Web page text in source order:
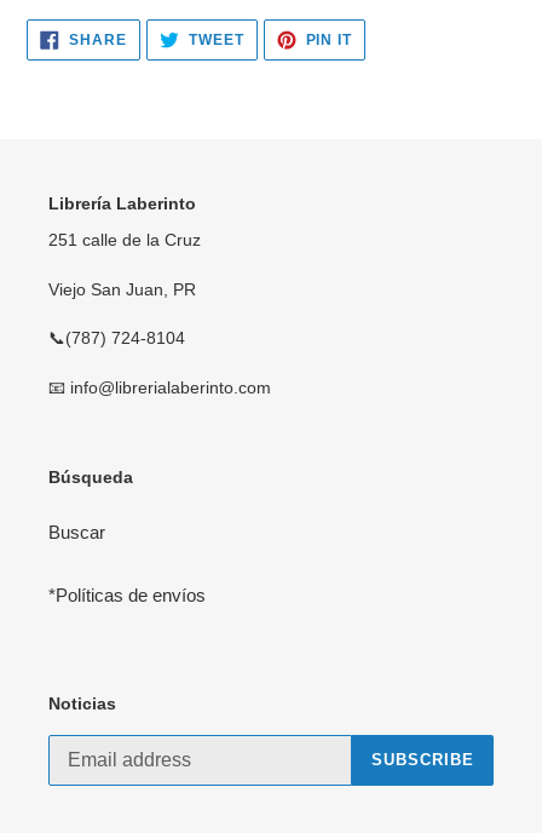
SHARESHARE
ON
FACEBOOK
TWEETTWEET
TWITTER
PIN ITPIN
PINTEREST
Librería Laberinto
251 calle de la Cruz
Viejo San Juan, PR
📞(787) 724-8104
📧 info@librerialaberinto.com
Búsqueda
Buscar
*Políticas de envíos
Noticias
SUBSCRIBE